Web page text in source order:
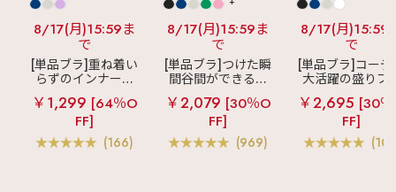
8/17(月)15:59ま
で
[単品ブラ]重ね着い
らずのインナーブ
ラ
リッチバスト
ブラトップ (ワイヤ
ー入り)
￥1,299 [64％O
FF]
(166)
8/17(月)15:59ま
で
[単品ブラ]つけた瞬
間谷間ができるシ
ームレスブラ
超
盛ブラ(R) シームレ
ス 単品ブラジャー
￥2,079 [30％O
FF]
(969)
8/17(月)15:59
で
[単品ブラ]コーデ
大活躍の盛りブ
ショートレン
ス ブラトップ 超
ブラ(R) 単品ブ
ャー
￥2,695 [30
FF]